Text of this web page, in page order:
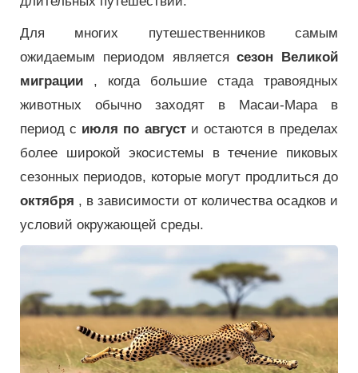
Для многих путешественников самым
ожидаемым периодом являетсясезон Великой
миграции , когда большие стада травоядных
животных обычно заходят в Масаи-Мара в
период с июля по августи остаются в пределах
более широкой экосистемы в течение пиковых
сезонных периодов, которые могут продлиться до
октября , в зависимости от количества осадков и
условий окружающей среды.